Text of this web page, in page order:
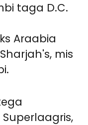
taga D.C.
Araabia
mis